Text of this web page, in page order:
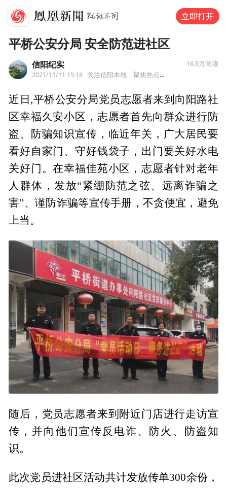
立即打开
平桥公安分局 安全防范进社区
信阳纪实
2021/11/11 15:18 关注信阳本地，聚焦热点 来自河南
16.9万阅读
近日,平桥公安分局党员志愿者来到向阳路社
区幸福久安小区，志愿者首先向群众进行防
盗、防骗知识宣传，临近年关，广大居民要
看好自家门、守好钱袋子，出门要关好水电
关好门。在幸福佳苑小区，志愿者针对老年
人群体，发放“紧绷防范之弦、远离诈骗之
害”、谨防诈骗等宣传手册，不贪便宜，避免
上当。
随后，党员志愿者来到附近门店进行走访宣
传，并向他们宣传反电诈、防火、防盗知
识。
此次党员进社区活动共计发放传单300余份，